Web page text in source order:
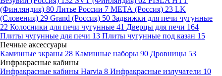
(Финляндия) 80 Литье России 7 МЕТА (Россия) 23 LK
(Словения) 29 Grand (Россия) 50 Задвижки для печи чугунные
22 Колосники для печи чугунные 41 Дверцы для печи 164
Плиты чугунные для печи 13 Плиты чугунные под казан 15
Печные аксессуары
Каминные экраны 28 Каминные наборы 90 Дровницы 53
Инфракрасные кабины
Инфракрасные кабины Harvia 8 Инфракрасные излучатели 10